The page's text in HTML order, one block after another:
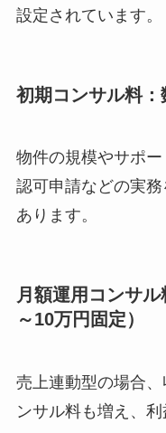
設定されています。
初期コンサル料：
物件の規模やサポ
認可申請などの実
あります。
月額運用コンサ
～10万円固定）
売上連動型の場合
ンサル料も増え、利